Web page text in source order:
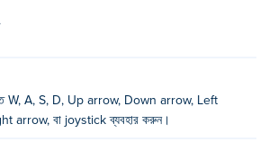
খেলবেন?
কে তৈরি করেছেন?
W, A, S, D, Up arrow, Down arrow, Left
arrow, বা joystick ব্যবহার করুন।